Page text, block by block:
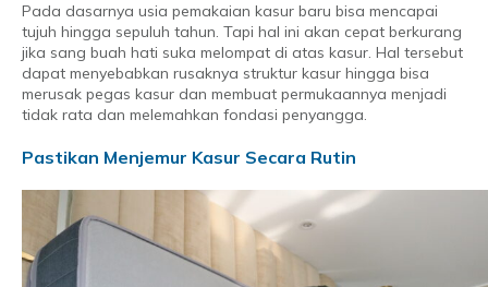
Pada dasarnya usia pemakaian kasur baru bisa mencapai
tujuh hingga sepuluh tahun. Tapi hal ini akan cepat berkurang
jika sang buah hati suka melompat di atas kasur. Hal tersebut
dapat menyebabkan rusaknya struktur kasur hingga bisa
merusak pegas kasur dan membuat permukaannya menjadi
tidak rata dan melemahkan fondasi penyangga.
Pastikan Menjemur Kasur Secara Rutin